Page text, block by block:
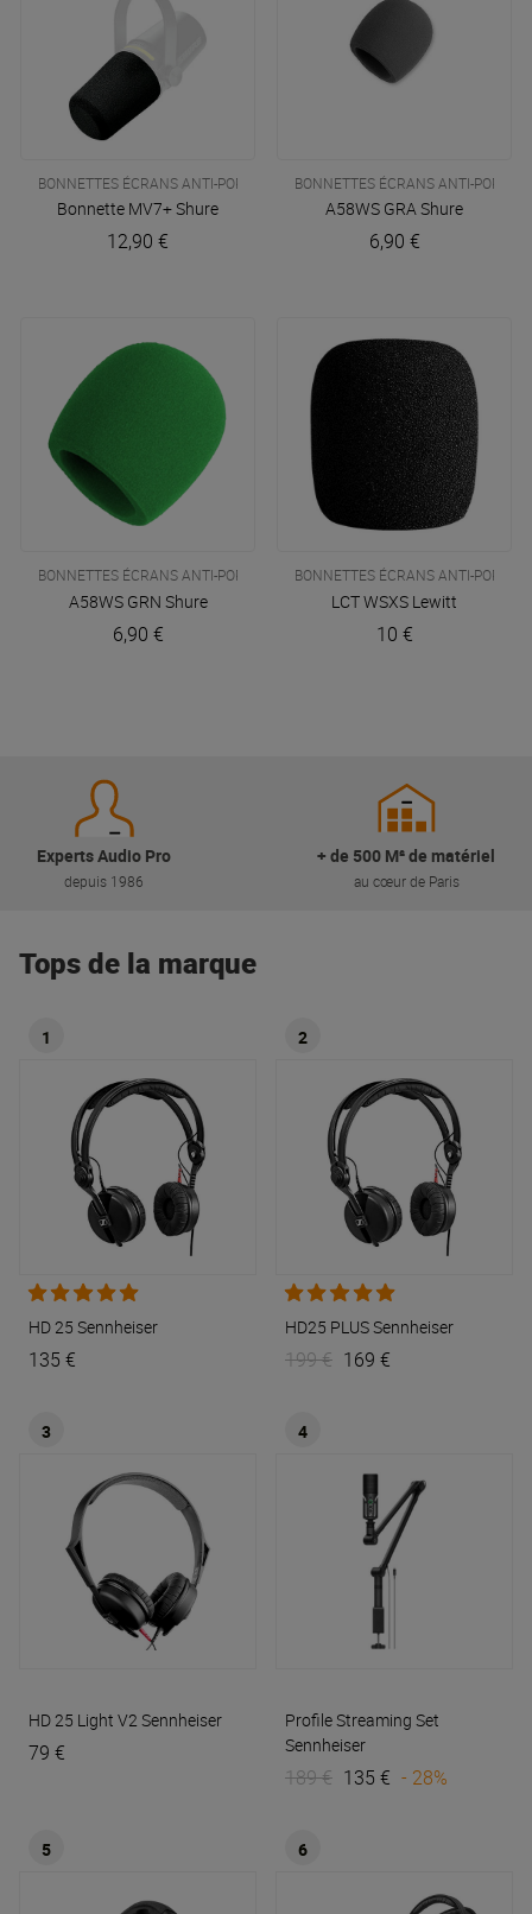
BONNETTES ÉCRANS ANTI-POPS
Bonnette MV7+Shure
12,90 €
BONNETTES ÉCRANS ANTI-POPS
A58WS GRAShure
6,90 €
BONNETTES ÉCRANS ANTI-POPS
A58WS GRN Shure
6,90 €
BONNETTES ÉCRANS ANTI-POPS
LCT WSXS Lewitt
10 €
Experts Audio Pro
depuis 1986
+ de 500 M² de matériel
au cœur de Paris
Tops de la marque
1
HD 25 Sennheiser
135 €
2
HD25 PLUSSennheiser
199 € 169 €
3
HD 25 Light V2 Sennheiser
79 €
4
Profile Streaming Set
Sennheiser
189 € 135 € - 28%
5 6